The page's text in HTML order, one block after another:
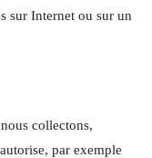
sur Internet ou sur un
collectons,
par exemple